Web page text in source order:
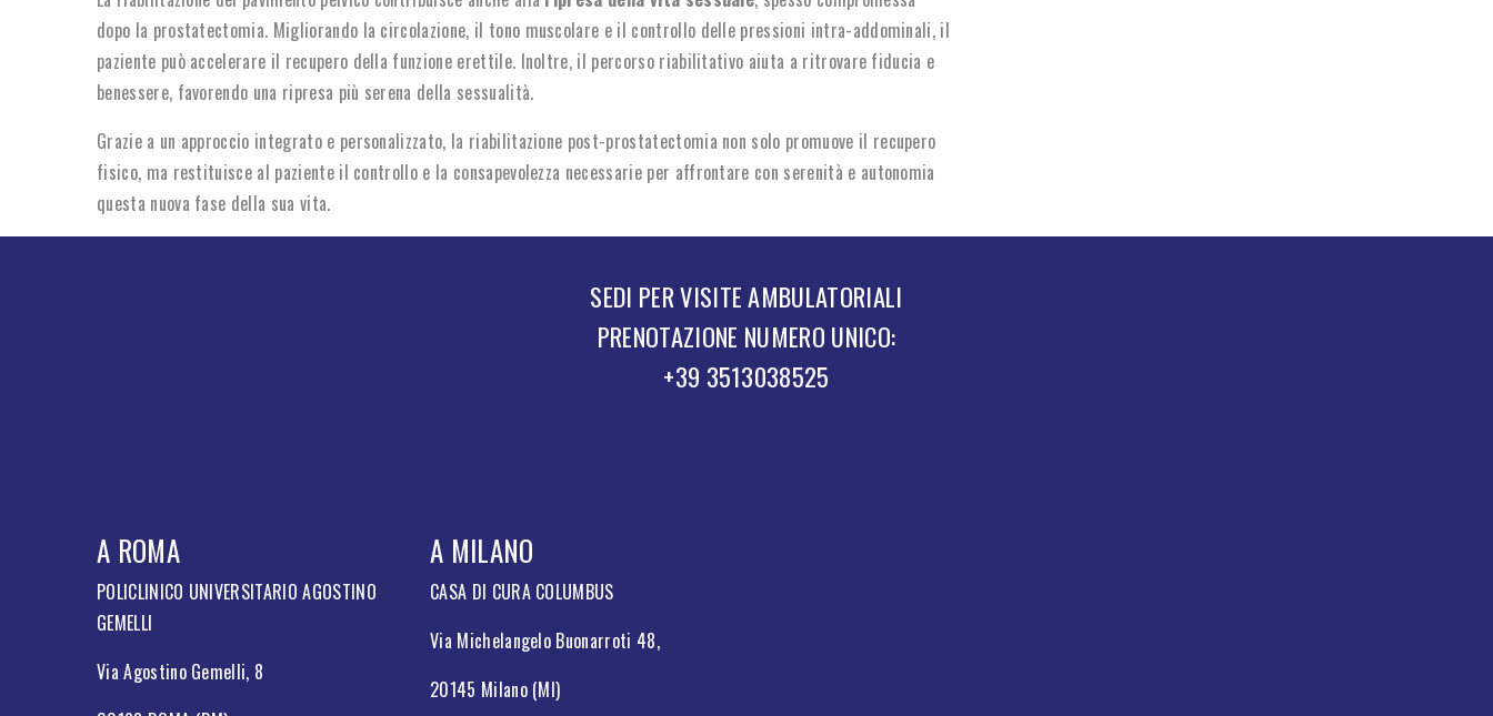
dopo la prostatectomia. Migliorando la circolazione, il tono muscolare e il controllo delle pressioni intra-addominali, il
paziente può accelerare il recupero della funzione erettile. Inoltre, il percorso riabilitativo aiuta a ritrovare fiducia e
benessere, favorendo una ripresa più serena della sessualità.
Grazie a un approccio integrato e personalizzato, la riabilitazione post-prostatectomia non solo promuove il recupero
fisico, ma restituisce al paziente il controllo e la consapevolezza necessarie per affrontare con serenità e autonomia
questa nuova fase della sua vita.
SEDI PER VISITE AMBULATORIALI
PRENOTAZIONE NUMERO UNICO:
+39 3513038525
A ROMA
POLICLINICO UNIVERSITARIO AGOSTINO
GEMELLI
Via Agostino Gemelli, 8
A MILANO
CASA DI CURA COLUMBUS
Via Michelangelo Buonarroti 48,
20145 Milano (MI)